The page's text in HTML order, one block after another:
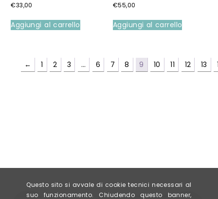
€33,00
Aggiungi al carrello
€55,00
Aggiungi al carrello
← 1 2 3 … 6 7 8 9 10 11 12 13
Questo sito si avvale di cookie tecnici necessari al
suo funzionamento. Chiudendo questo banner,